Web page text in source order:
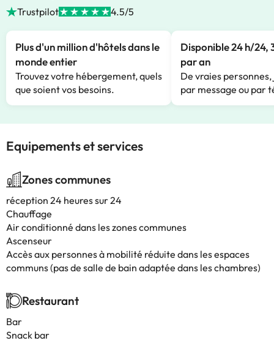
Trustpilot 4.5/5
Plus d'un million d'hôtels dans le
monde entier
Trouvez votre hébergement, quels
que soient vos besoins.
Disponible 24 h/24,
par an
De vraies
par message ou par
Equipements et services
Zones communes
réception 24 heures sur 24
Chauffage
Air conditionné dans les zones communes
Ascenseur
Accès aux personnes à mobilité réduite dans les espaces
communs (pas de salle de bain adaptée dans les chambres)
Restaurant
Bar
Snack bar